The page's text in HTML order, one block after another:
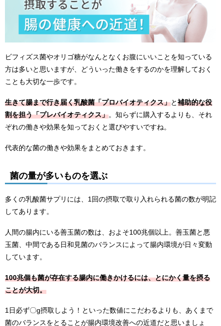
ビフィズス菌やオリゴ糖がなんとなくお腹にいいことを知っている
方は多いと思いますが、どういった働きをするのかを理解しておく
ことも大切な一歩です。
生きて腸まで行き届く乳酸菌「プロバイオティクス」と補助的な役
割を担う「プレバイオティクス」。知らずに購入するよりも、それ
ぞれの働きや効果を知っておくと選びやすいですね。
代表的な菌の働きや効果をまとめておきます。
菌の量が多いものを選ぶ
多くの乳酸菌サプリには、1回の摂取で取り入れられる菌の数が明記
してあります。
人間の腸内にいる善玉菌の数は、およそ100兆個以上。善玉菌と悪
玉菌、中間である日和見菌のバランスによって腸内環境が日々変動
しています。
100兆個も菌が存在する腸内に働きかけるには、とにかく量を摂る
ことが大切。
1日必ず〇g摂取しよう！といった数値にこだわるよりも、あくまで
菌のバランスをとることが腸内環境改善への近道だと思いましょ